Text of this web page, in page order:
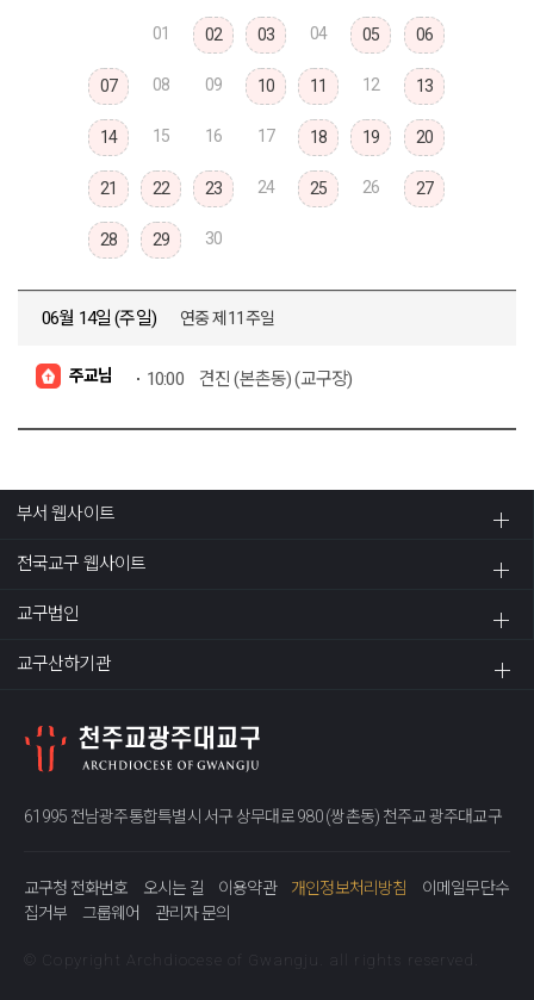
01 02 03 04 05 06
07 08 09 10 11 12 13
14 15 16 17 18 19 20
21 22 23 24 25 26 27
28 29 30
06월 14일 (주일) 연중 제11주일
주교님 10:00 견진 (본촌동) (교구장)
부서 웹사이트
전국교구 웹사이트
교구법인
교구산하기관
61995 전남광주통합특별시 서구 상무대로 980 (쌍촌동) 천주교 광주대교구
교구청 전화번호 오시는 길 이용약관 개인정보처리방침
이메일무단수
집거부
그룹웨어 관리자 문의
© Copyright Archdiocese of Gwangju. all rights reserved.